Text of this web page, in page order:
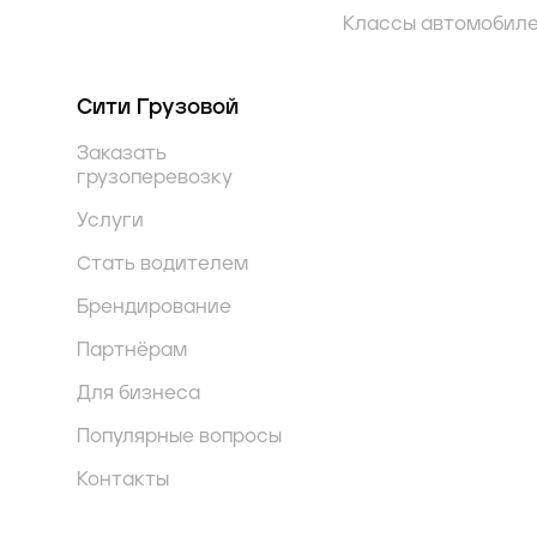
Классы
Сити Грузовой
Заказать
грузоперевозку
Услуги
Стать водителем
Брендирование
Партнёрам
Для бизнеса
Популярные вопросы
Контакты